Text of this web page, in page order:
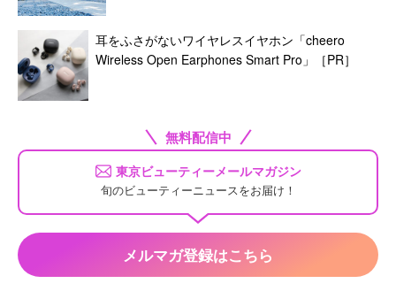
耳をふさがないワイヤレスイヤホン「cheero
Wireless Open Earphones Smart Pro」［PR］
無料配信中
東京ビューティーメールマガジン
旬のビューティーニュースをお届け！
メルマガ登録はこちら